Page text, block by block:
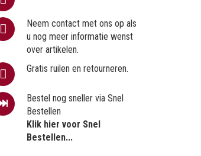
Neem contact met ons op als
u nog meer informatie wenst
over artikelen.
Gratis ruilen en retourneren.
Bestel nog sneller via Snel
Bestellen
Klik hier voor Snel
Bestellen...